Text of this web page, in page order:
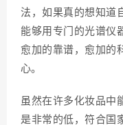
法，如果真的想知道
能够用专门的光谱仪
愈加的靠谱，愈加的
心。
虽然在许多化妆品中
是非常的低，符合国